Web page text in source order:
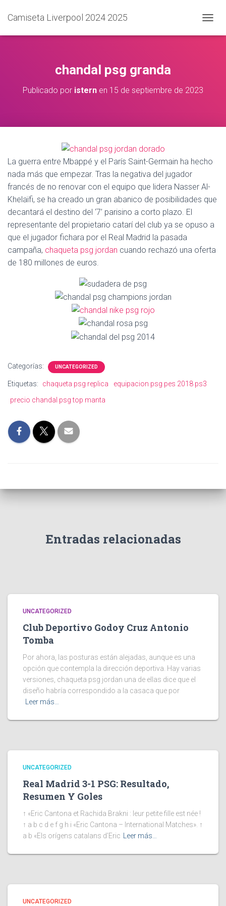
Camiseta Liverpool 2024 2025
A
A
G
A
Ó
chandal psg granda
Publicado por istern en 15 de septiembre de 2023
La guerra entre Mbappé y el París Saint-Germain ha hecho
nada más que empezar. Tras la negativa del jugador
francés de no renovar con el equipo que lidera Nasser Al-
Khelaïfi, se ha creado un gran abanico de posibilidades que
decantará el destino del ‘7’ parisino a corto plazo. El
representante del propietario catarí del club ya se opuso a
que el jugador fichara por el Real Madrid la pasada
campaña, chaqueta psg jordan cuando rechazó una oferta
de 180 millones de euros.
Categorías: UNCATEGORIZED
Etiquetas: chaqueta psg replica
equipacion psg pes 2018 ps3
precio chandal psg top manta
Entradas relacionadas
UNCATEGORIZED
Club Deportivo Godoy Cruz Antonio
Tomba
Por ahora, las posturas están alejadas, aunque es una
opción que contempla la dirección deportiva. Hay varias
versiones, chaqueta psg jordan una de ellas dice que el
diseño habría correspondido a la casaca que por
Leer más…
UNCATEGORIZED
Real Madrid 3-1 PSG: Resultado,
Resumen Y Goles
↑ «Eric Cantona et Rachida Brakni : leur petite fille est née !
↑ a b c d e f g h i «Eric Cantona – International Matches». ↑
a b «Els orígens catalans d’Eric
Leer más…
UNCATEGORIZED